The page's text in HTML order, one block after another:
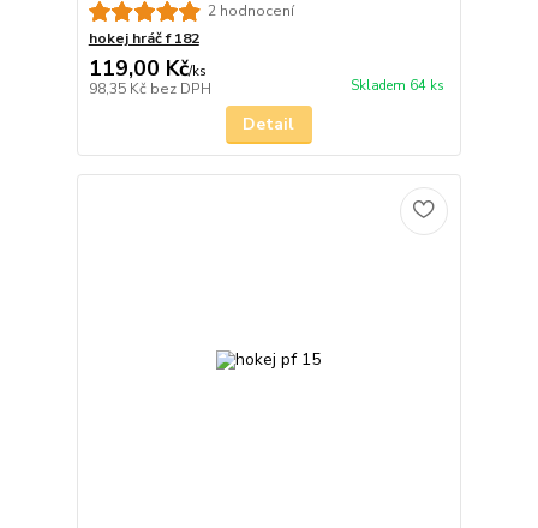
2 hodnocení
hokej hráč f 182
119,00 Kč/ks
98,35 Kč bez DPH Skladem 64 ks
Detail